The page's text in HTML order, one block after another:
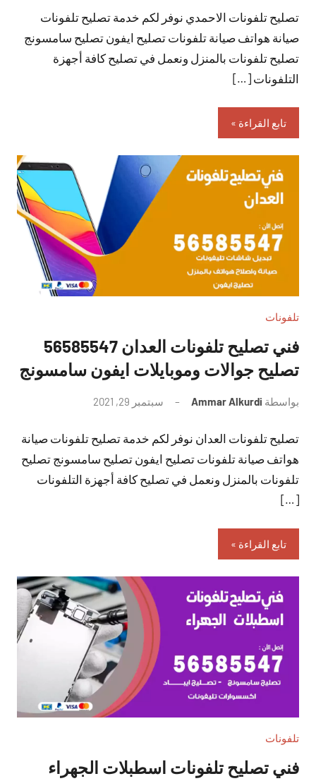
تعليقات
تصليح تلفونات الاحمدي نوفر لكم خدمة تصليح تلفونات
صيانة هواتف صيانة تلفونات تصليح ايفون تصليح سامسونج
تصليح تلفونات بالمنزل ونعمل في تصليح كافة أجهزة
التلفونات […]
تابع القراءة
تلفونات
فني تصليح تلفونات العدان 56585547
تصليح جوالات وموبايلات ايفون سامسونج
بواسطة Ammar Alkurdi سبتمبر 29, 2021
تعليقات
تصليح تلفونات العدان نوفر لكم خدمة تصليح تلفونات صيانة
هواتف صيانة تلفونات تصليح ايفون تصليح سامسونج تصليح
تلفونات بالمنزل ونعمل في تصليح كافة أجهزة التلفونات
[…]
تابع القراءة
تلفونات
فني تصليح تلفونات اسطبلات الجهراء